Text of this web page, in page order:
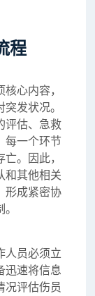
程
心内容，
发状况。
评估、急救
每一个环节
。因此，
和其他相关
形成紧密协
人员必须立
迅速将信息
况评估伤员